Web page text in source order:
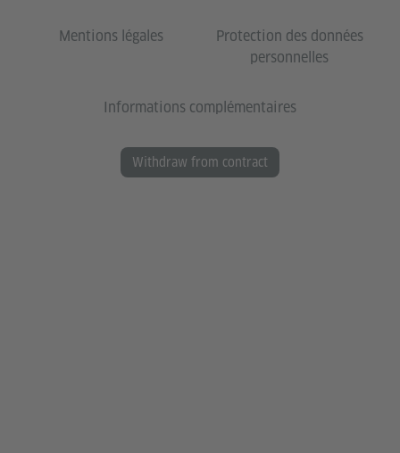
Mentions légales
Protection des données
personnelles
Informations complémentaires
Withdraw from contract